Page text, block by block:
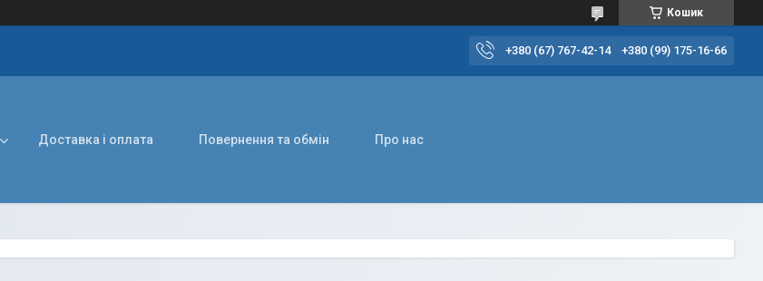
Кошик
+380 (67) 767-42-14 +380 (99) 175-16-66
Доставка і оплата Повернення та обмін Про нас